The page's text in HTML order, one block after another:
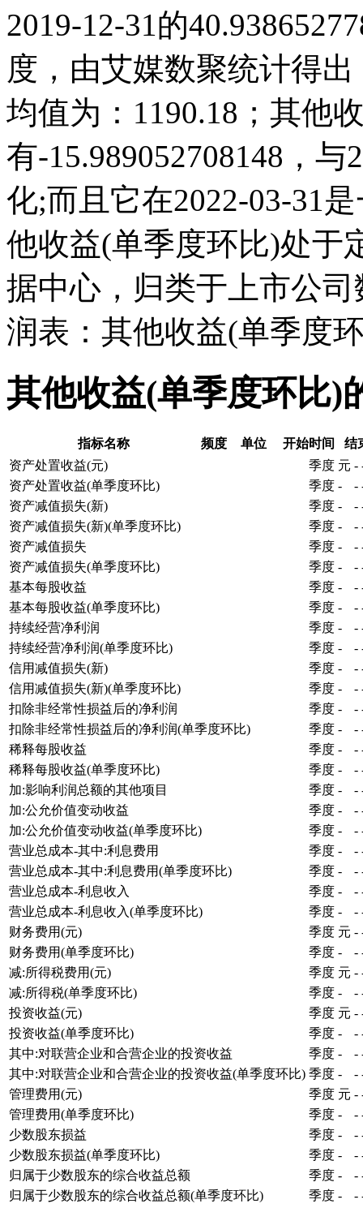
2019-12-31的
度，由艾媒数聚统计得
均值为：1190.18；其他
有-15.989052708148，
化;而且它在2022-03-31
他收益(单季度环比)处于
据中心，归类于上市公
润表：其他收益(单季度
其他收益(单季度环比)
指标名称 频度 单位 开始时间
结
资产处置收益(元)
季度 元 -
资产处置收益(单季度环比)
季度 - -
资产减值损失(新)
季度 - -
资产减值损失(新)(单季度环比)
季度 - -
资产减值损失
季度 - -
资产减值损失(单季度环比)
季度 - -
基本每股收益
季度 - -
基本每股收益(单季度环比)
季度 - -
持续经营净利润
季度 - -
持续经营净利润(单季度环比)
季度 - -
信用减值损失(新)
季度 - -
信用减值损失(新)(单季度环比)
季度 - -
扣除非经常性损益后的净利润
季度 - -
扣除非经常性损益后的净利润(单季度环比)
季度 - -
稀释每股收益
季度 - -
稀释每股收益(单季度环比)
季度 - -
加:影响利润总额的其他项目
季度 - -
加:公允价值变动收益
季度 - -
加:公允价值变动收益(单季度环比)
季度 - -
营业总成本-其中:利息费用
季度 - -
营业总成本-其中:利息费用(单季度环比)
季度 - -
营业总成本-利息收入
季度 - -
营业总成本-利息收入(单季度环比)
季度 - -
财务费用(元)
季度 元 -
财务费用(单季度环比)
季度 - -
减:所得税费用(元)
季度 元 -
减:所得税(单季度环比)
季度 - -
投资收益(元)
季度 元 -
投资收益(单季度环比)
季度 - -
其中:对联营企业和合营企业的投资收益
季度 - -
其中:对联营企业和合营企业的投资收益(单季度环比) 季度 - -
管理费用(元)
季度 元 -
管理费用(单季度环比)
季度 - -
少数股东损益
季度 - -
少数股东损益(单季度环比)
季度 - -
归属于少数股东的综合收益总额
季度 - -
归属于少数股东的综合收益总额(单季度环比)
季度 - -